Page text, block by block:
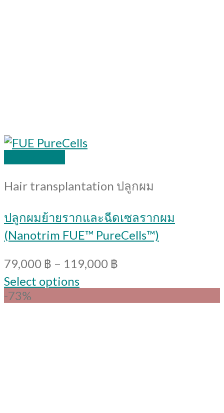
Hair transplantation ปลูกผม
ปลูกผมย้ายรากและฉีดเซลรากผม
(Nanotrim FUE™ PureCells™)
79,000 ฿ – 119,000 ฿
Select options
-73%